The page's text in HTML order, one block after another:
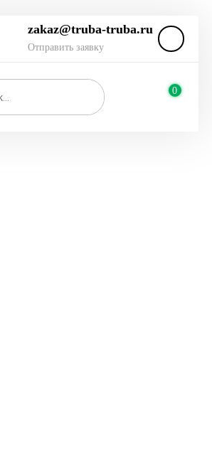
zakaz@truba-truba.ru
Отправить заявку
0